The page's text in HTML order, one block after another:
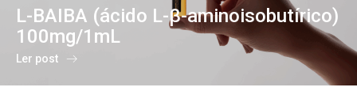
L-BAIBA (ácido L-β-aminoisobutírico)
100mg/1mL
Ler post